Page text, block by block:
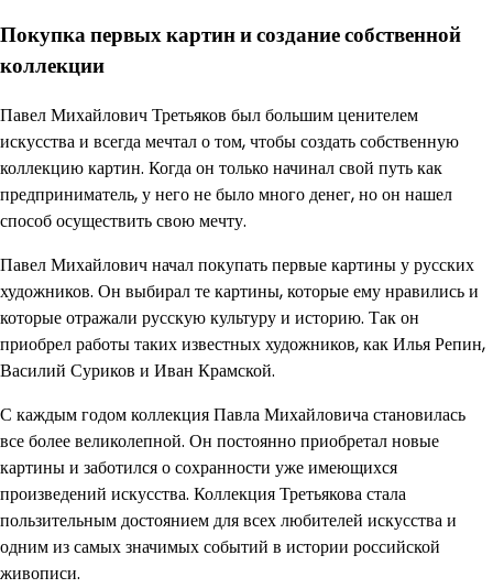
Покупка первых картин и создание собственной
коллекции
Павел Михайлович Третьяков был большим ценителем
искусства и всегда мечтал о том, чтобы создать собственную
коллекцию картин. Когда он только начинал свой путь как
предприниматель, у него не было много денег, но он нашел
способ осуществить свою мечту.
Павел Михайлович начал покупать первые картины у русских
художников. Он выбирал те картины, которые ему нравились и
которые отражали русскую культуру и историю. Так он
приобрел работы таких известных художников, как Илья Репин,
Василий Суриков и Иван Крамской.
С каждым годом коллекция Павла Михайловича становилась
все более великолепной. Он постоянно приобретал новые
картины и заботился о сохранности уже имеющихся
произведений искусства. Коллекция Третьякова стала
пользительным достоянием для всех любителей искусства и
одним из самых значимых событий в истории российской
живописи.